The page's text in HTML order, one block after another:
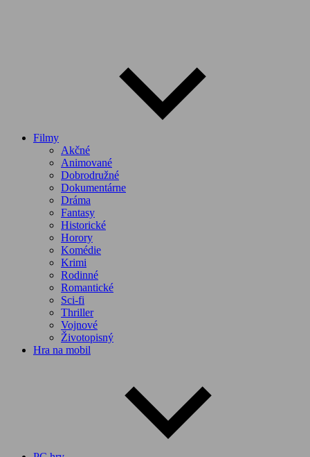
Filmy
Akčné
Animované
Dobrodružné
Dokumentárne
Dráma
Fantasy
Historické
Horory
Komédie
Krimi
Rodinné
Romantické
Sci-fi
Thriller
Vojnové
Životopisný
Hra na mobil